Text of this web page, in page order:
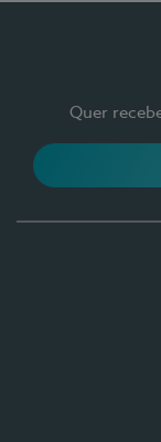
Quer